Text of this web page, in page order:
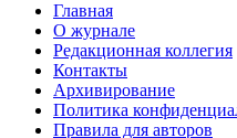
Главная
О журнале
Редакционная коллегия
Контакты
Архивирование
Политика
Правила для авторов